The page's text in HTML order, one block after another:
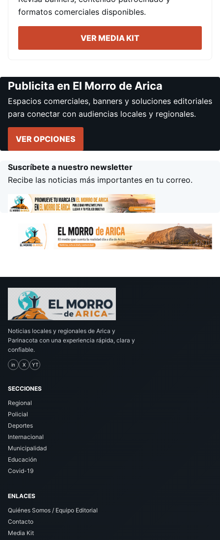
formatos comerciales disponibles.
VER MEDIA KIT
Publicita en El Morro de Arica
Espacios comerciales, banners y soluciones editoriales
para conectar con audiencias locales y regionales.
VER OPCIONES
Suscríbete a nuestro newsletter
Recibe las noticias más importantes en tu correo.
Noticias locales y regionales de Arica y
Parinacota con una experiencia rápida, clara y
confiable.
in X YT
SECCIONES
Regional
Policial
Deportes
Internacional
Municipalidad
Educación
Covid-19
ENLACES
Quiénes Somos / Equipo Editorial
Contacto
Media Kit